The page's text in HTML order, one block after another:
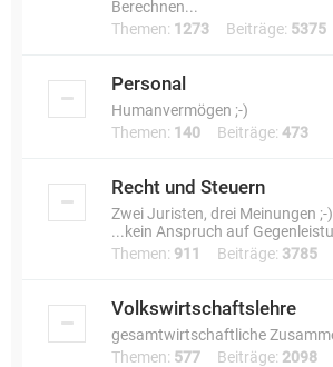
Berechnen...
Themen: 1273 Beiträge: 5375
Personal
Humanvermögen ;-)
Themen: 140 Beiträge: 473
Recht und Steuern
Zwei Juristen, drei Meinungen ;-)
...kein Anspruch auf
Themen: 911 Beiträge: 3785
Volkswirtschaftslehre
gesamtwirtschaftliche
Themen: 577 Beiträge: 2098